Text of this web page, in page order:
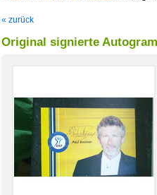
« zurück
Original signierte